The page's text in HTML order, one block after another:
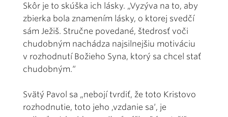
Skôr je to skúška ich lásky. „Vyzýva na to, aby
zbierka bola znamením lásky, o ktorej svedčí
sám Ježiš. Stručne povedané, štedrosť voči
chudobným nachádza najsilnejšiu motiváciu
v rozhodnutí Božieho Syna, ktorý sa chcel stať
chudobným.“
Svätý Pavol sa „nebojí tvrdiť, že toto Kristovo
rozhodnutie, toto jeho ,vzdanie sa‘, je